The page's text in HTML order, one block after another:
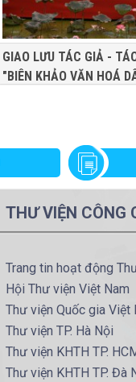
GIAO LƯU TÁC GIẢ -
"BIÊN KHẢO VĂN HOÁ
THƯ VIỆN CÔNG
Trang tin hoạt động
Hội Thư viện Việt Nam
Thư viện Quốc gia Việt
Thư viện TP. Hà Nội
Thư viện KHTH TP.
Thư viện KHTH TP. Đà